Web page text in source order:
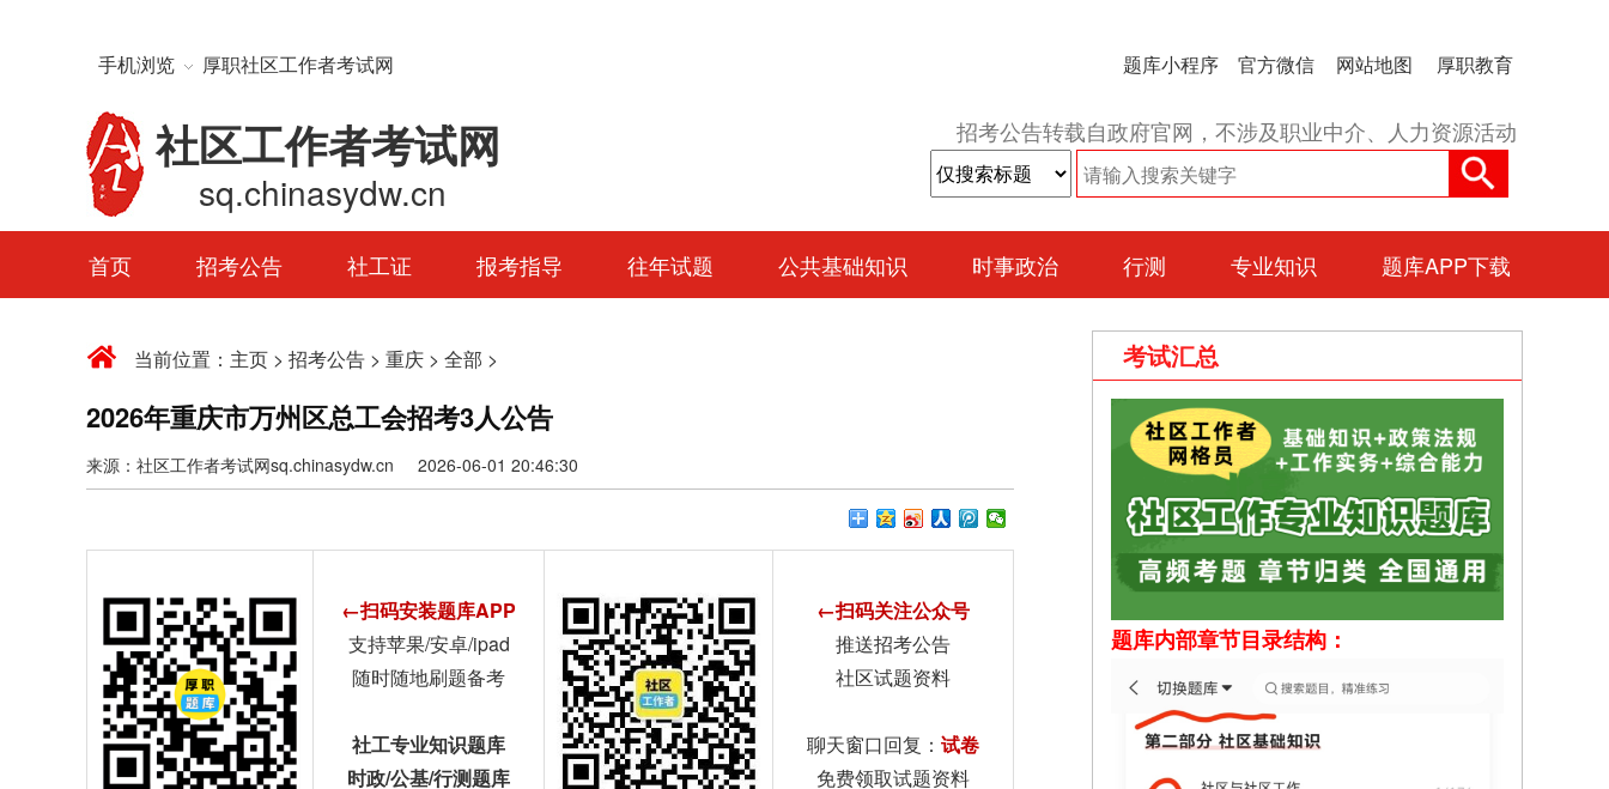
手机浏览 厚职社区工作者考试网 题库小程序 官方微信 网站地图 厚职教育
社区工作者考试网
sq.chinasydw.cn
招考公告转载自政府官网，不涉及职业中介、人力资源活动
首页 招考公告 社工证 报考指导 往年试题 公共基础知识 时事政治 行测 专业知识 题库APP下载
当前位置： 主页 > 招考公告 > 重庆 > 全部 >
2026年重庆市万州区总工会招考3人公告
来源：社区工作者考试网sq.chinasydw.cn 2026-06-01 20:46:30
←扫码安装题库APP
支持苹果/安卓/ipad
随时随地刷题备考
社工专业知识题库
时政/公基/行测题库
←扫码关注公众号
推送招考公告
社区试题资料
聊天窗口回复： 试卷
免费领取试题资料
考试汇总
题库内部章节目录结构：